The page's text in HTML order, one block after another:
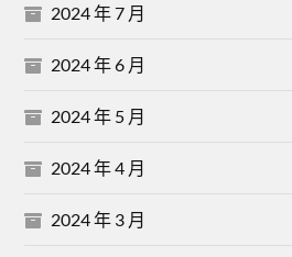
2024 年 7 月
2024 年 6 月
2024 年 5 月
2024 年 4 月
2024 年 3 月